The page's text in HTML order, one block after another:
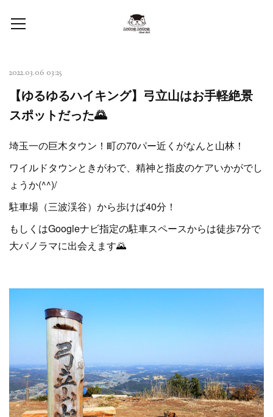
2022.03.06 03:25
【ゆるゆるハイキング】弓立山はお手軽絶景
スポットだった🌄
埼玉一の巨木タウン！町の70パー近くがなんと山林！
ワイルドタウンときがわで、精神と指皮のケアいかがでし
ょうか(^^)/
駐車場（三波渓谷）から歩けば40分！
もしくはGoogleナビ指定の駐車スペースからは徒歩7分で
大パノラマに出会えます🌄